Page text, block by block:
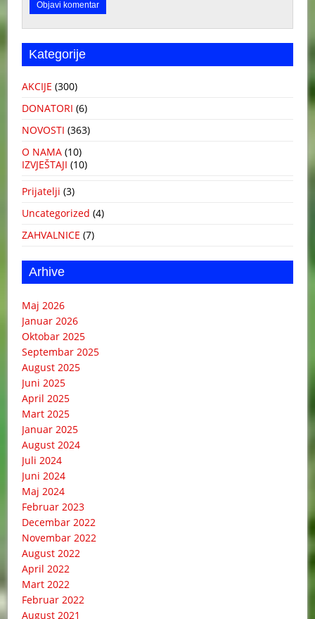
Kategorije
AKCIJE (300)
DONATORI (6)
NOVOSTI (363)
O NAMA (10)
IZVJEŠTAJI (10)
Prijatelji (3)
Uncategorized (4)
ZAHVALNICE (7)
Arhive
Maj 2026
Januar 2026
Oktobar 2025
Septembar 2025
August 2025
Juni 2025
April 2025
Mart 2025
Januar 2025
August 2024
Juli 2024
Juni 2024
Maj 2024
Februar 2023
Decembar 2022
Novembar 2022
August 2022
April 2022
Mart 2022
Februar 2022
August 2021